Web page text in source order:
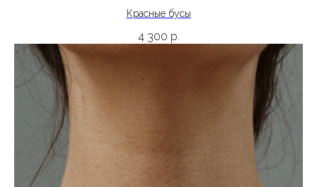
Красные бусы
4 300 р.